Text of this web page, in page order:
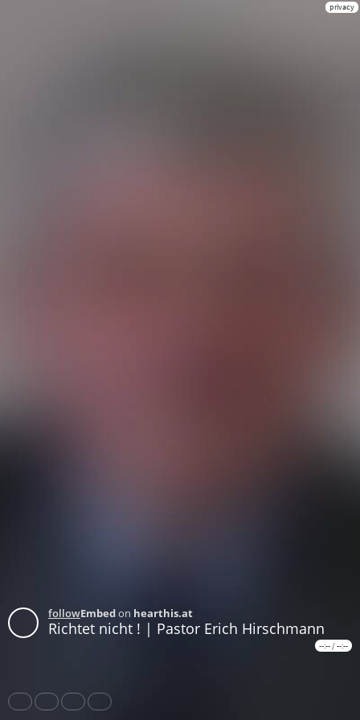
privacy
followEmbedon hearthis.at
Richtet nicht ! | Pastor Erich Hirschmann
Share Like
--:--/--:--